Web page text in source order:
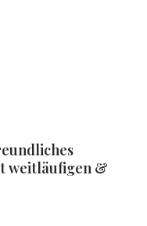
weitläufigen &